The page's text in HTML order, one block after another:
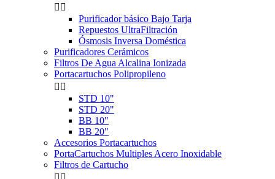
 
Purificador básico Bajo Tarja
Repuestos UltraFiltración
Ósmosis Inversa Doméstica
Purificadores Cerámicos
Filtros De Agua Alcalina Ionizada
Portacartuchos Polipropileno
 
STD 10"
STD 20"
BB 10"
BB 20"
Accesorios Portacartuchos
PortaCartuchos Multiples Acero Inoxidable
Filtros de Cartucho